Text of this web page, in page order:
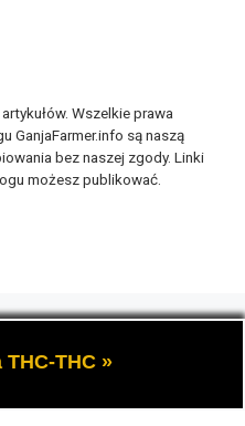
Wszelkie prawa
GanjaFarmer.info są naszą
bez naszej zgody. Linki
możesz publikować.
oraz cannabis CBD, to
Ganja Farmer.
THC-THC »